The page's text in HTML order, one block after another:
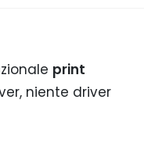
print
niente driver